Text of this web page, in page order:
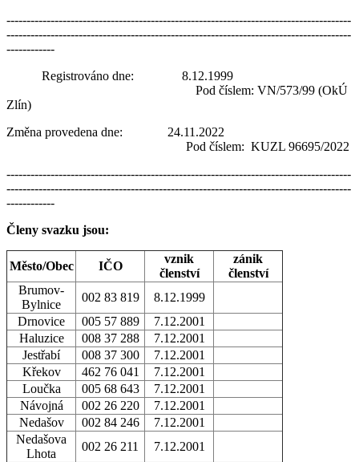
--------------------------------------------------------------------------------------
--------------------------------------------------------------------------------------
------------
Registrováno dne: 8.12.1999
Pod číslem: VN/573/99 (OkÚ
Zlín)
Změna provedena dne: 24.11.2022
Pod číslem: KUZL 96695/2022
--------------------------------------------------------------------------------------
--------------------------------------------------------------------------------------
------------
Členy svazku jsou:
Město/Obec IČO
vznik
členství
zánik
členství
Brumov-
Bylnice
002 83 819
8.12.1999
Drnovice
005 57 889
7.12.2001
Haluzice
008 37 288
7.12.2001
Jestřabí
008 37 300
7.12.2001
Křekov
462 76 041
7.12.2001
Loučka
005 68 643
7.12.2001
Návojná
002 26 220
7.12.2001
Nedašov
002 84 246
7.12.2001
Nedašova
Lhota
002 26 211
7.12.2001